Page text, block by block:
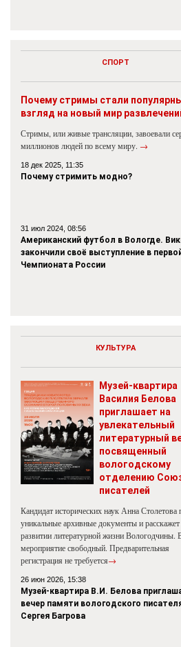
СПОРТ
Почему стримы стали
взгляд на новый мир
Стримы, или живые трансляции, завоевали
миллионов людей по всему миру. →
18 дек 2025, 11:35
Почему стримить модно?
31 июл 2024, 08:56
Американский футбол в Вологде.
закончили своё выступление в
Чемпионата России
КУЛЬТУРА
Музей-квартира
Василия Белова
приглашает на
увлекательный
литературный
посвященный
вологодскому
отделению
писателей
Кандидат исторических наук Анна Столетова
уникальные архивные документы и
развитии литературной жизни Вологодчины.
мероприятие свободный. Предварительная
регистрация не требуется→
26 июн 2026, 15:38
Музей-квартира В.И. Белова
вечер памяти вологодского
Сергея Багрова